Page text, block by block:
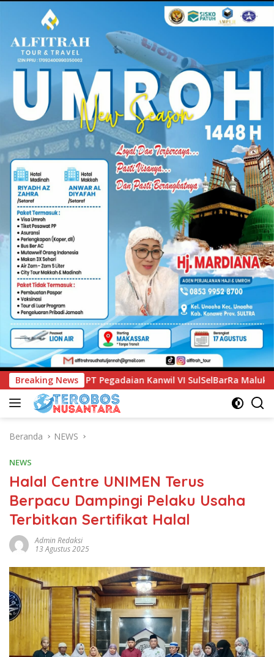
Breaking News
VI SulSelBarRa Maluku Luncurkan Program PANDE
Beranda NEWS
NEWS
Halal Centre UNIMEN Terus
Berpacu Dampingi Pelaku Usaha
Terbitkan Sertifikat Halal
Admin Redaksi
13 Agustus 2025